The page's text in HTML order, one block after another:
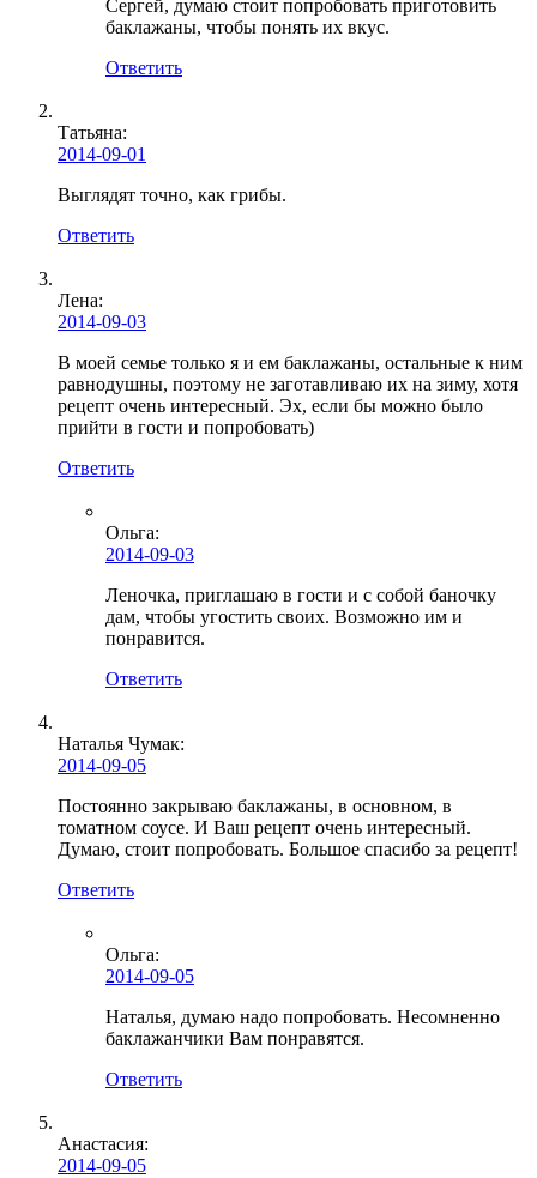
Сергей, думаю стоит попробовать приготовить
баклажаны, чтобы понять их вкус.
Ответить
Татьяна:
2014-09-01
Выглядят точно, как грибы.
Ответить
Лена:
2014-09-03
В моей семье только я и ем баклажаны, остальные к ним
равнодушны, поэтому не заготавливаю их на зиму, хотя
рецепт очень интересный. Эх, если бы можно было
прийти в гости и попробовать)
Ответить
Ольга:
2014-09-03
Леночка, приглашаю в гости и с собой баночку
дам, чтобы угостить своих. Возможно им и
понравится.
Ответить
Наталья Чумак:
2014-09-05
Постоянно закрываю баклажаны, в основном, в
томатном соусе. И Ваш рецепт очень интересный.
Думаю, стоит попробовать. Большое спасибо за рецепт!
Ответить
Ольга:
2014-09-05
Наталья, думаю надо попробовать. Несомненно
баклажанчики Вам понравятся.
Ответить
Анастасия:
2014-09-05